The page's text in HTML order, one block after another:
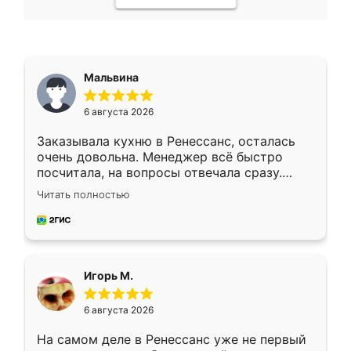
Мальвина
6 августа 2026
Заказывала кухню в Ренессанс, осталась
очень довольна. Менеджер всё быстро
посчитала, на вопросы отвечала сразу.
Замерщик приехал в субботу, подошёл к
делу со всей ответственностью. Собрали
за день, ребята работали аккуратно, даже
Читать полностью
Игорь М.
6 августа 2026
На самом деле в Ренессанс уже не первый